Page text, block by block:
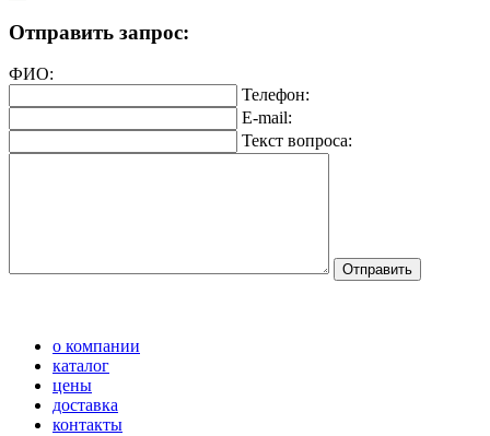
Отправить запрос:
ФИО:
Телефон:
E-mail:
Текст вопроса:
о компании
каталог
цены
доставка
контакты